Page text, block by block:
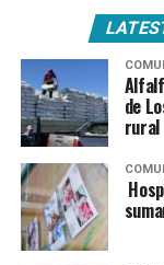
de
rural